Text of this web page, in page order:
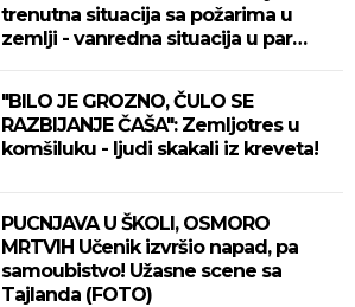
trenutna situacija sa požarima u
zemlji - vanredna situacija u par
"BILO JE GROZNO, ČULO SE
RAZBIJANJE ČAŠA": Zemljotres u
komšiluku - ljudi skakali iz kreveta!
PUCNJAVA U ŠKOLI, OSMORO
MRTVIH Učenik izvršio napad, pa
samoubistvo! Užasne scene sa
Tajlanda (FOTO)